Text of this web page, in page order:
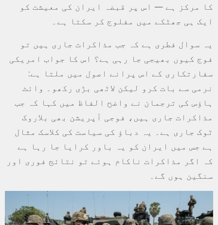
کا مرکز ہے — اس پر قبضہ ایران کی معیشت کو
ایک ہی جھٹکے میں مفلوج کر سکتا ہے۔
یہ سوال فطری ہے کہ جب مذاکرات جاری ہیں تو
فوج کیوں بھیجی جا رہی ہے؟ اس کا جواب امریکی
سفارتکاری کے اس پرانے اصول میں ملتا ہے:
نرمی سے بات کرو لیکن لاٹھی بڑی رکھو۔ وائٹ
ہاؤس کی ترجمان نے واضح الفاظ میں کہا کہ جب
مذاکرات جاری ہیں، فوجی آپریشن بھی بلاروک
ٹوک جاری ہے۔ یہ دباؤ کی سیاست کی کلاسک مثال
ہے جس میں ایران کو یہ باور کرایا جا رہا ہے
کہ اگر مذاکرات ناکام ہوئے تو نتائج فوری اور
سنگین ہوں گے۔